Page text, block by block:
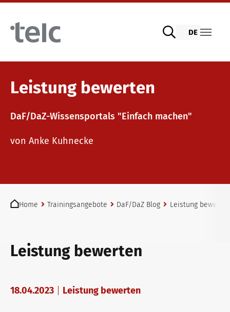
Skip to main content
Sprachprüfungen
telc Prüfungen digital mit DIGItelc 2.0
telc Remote Tests
telc Prüfungen in Bad Homburg
telc Prüfungszentrum werden
Lehrmaterialien
Allgemeinsprachliches Deutsch
Deutsch für den Beruf
Deutschlernen mit telc Lehrwerken
Fortbildungen: Unterrichten
Qualifizierungen: Prüfen und Bewerten
Angebote für Deutschlernende
DE
Leistung bewerten
DaF/DaZ-Wissensportals "Einfach machen"
von Anke Kuhnecke
Home
Trainingsangebote DaF/DaZ Blog Leistung bewerten
Leistung bewerten
18.04.2023 Leistung bewerten